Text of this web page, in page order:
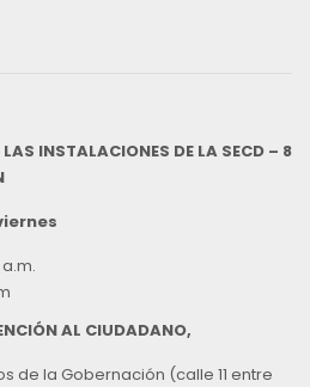
INSTALACIONES DE LA SECD – 8
AL CIUDADANO,
de la Gobernación (calle 11 entre